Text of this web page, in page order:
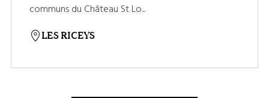
communs du Château St Lo...
LES RICEYS